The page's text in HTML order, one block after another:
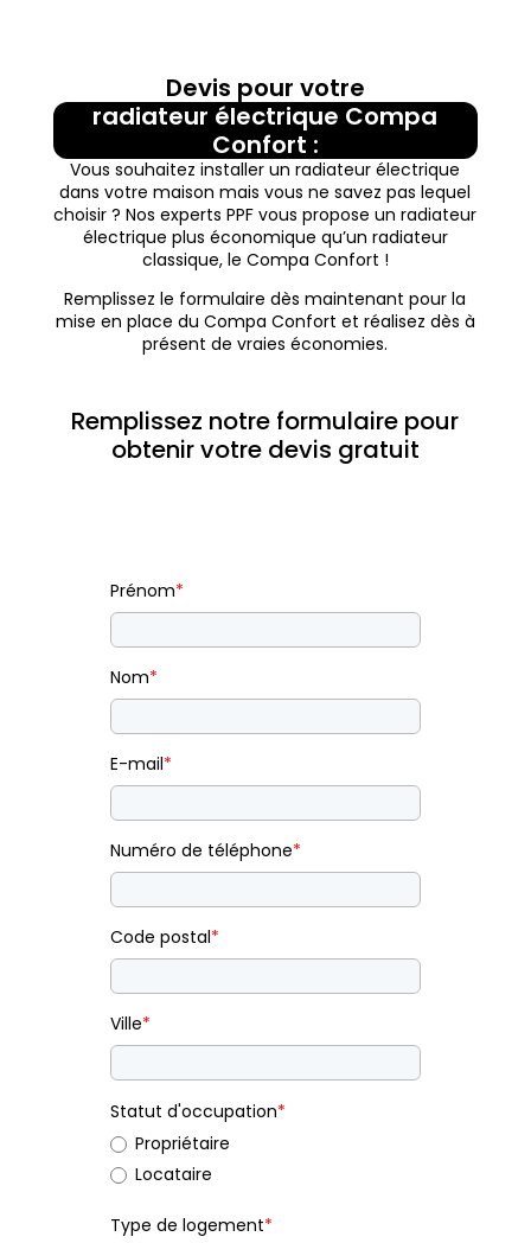
Devis pour votre
radiateur électrique Compa
Confort :
Vous souhaitez installer un radiateur électrique
dans votre maison mais vous ne savez pas lequel
choisir ? Nos experts PPF vous propose un radiateur
électrique plus économique qu’un radiateur
classique, le Compa Confort !
Remplissez le formulaire dès maintenant pour la
mise en place du Compa Confort et réalisez dès à
présent de vraies économies.
Remplissez notre formulaire pour
obtenir votre devis gratuit
Prénom*
Nom*
E-mail*
Numéro de téléphone*
Code postal*
Ville*
Statut d'occupation*
Propriétaire
Locataire
Type de logement*